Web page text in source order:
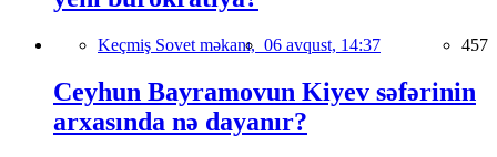
Keçmiş Sovet məkanı, 06 avqust, 14:37 457
Ceyhun Bayramovun Kiyev səfərinin
arxasında nə dayanır?